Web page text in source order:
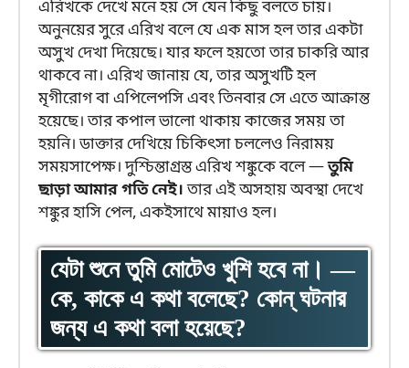
এরিখকে দেখে মনে হয় সে যেন কিছু বলতে চায়।
অনুনয়ের সুরে এরিখ বলে যে এক মাস হল তার একটা
অসুখ দেখা দিয়েছে। যার ফলে হয়তো তার চাকরি আর
থাকবে না। এরিখ জানায় যে, তার অসুখটি হল
মৃগীরোগ বা এপিলেপসি এবং তিনবার সে এতে আক্রান্ত
হয়েছে। তার কপাল ভালো থাকায় কাজের সময় তা
হয়নি। ডাক্তার দেখিয়ে চিকিৎসা চললেও নিরাময়
সময়সাপেক্ষ। দুশ্চিন্তাগ্রস্ত এরিখ শঙ্কুকে বলে —তুমি
ছাড়া আমার গতি নেই।তার এই অসহায় অবস্থা দেখে
শঙ্কুর হাসি পেল, একইসাথে মায়াও হল।
যেটা শুনে তুমি মোটেও খুশি হবে না। —
কে, কাকে এ কথা বলেছে? কোন্ ঘটনার
জন্য এ কথা বলা হয়েছে?